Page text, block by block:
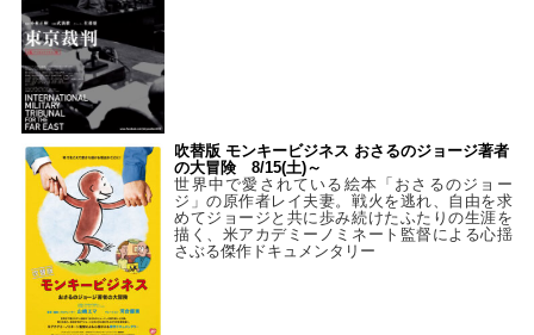
吹替版 モンキービジネス おさるのジョージ著者
の大冒険 8/15(土)～
世界中で愛されている絵本「おさるのジョー
ジ」の原作者レイ夫妻。戦火を逃れ、自由を求
めてジョージと共に歩み続けたふたりの生涯を
描く、米アカデミーノミネート監督による心揺
さぶる傑作ドキュメンタリー